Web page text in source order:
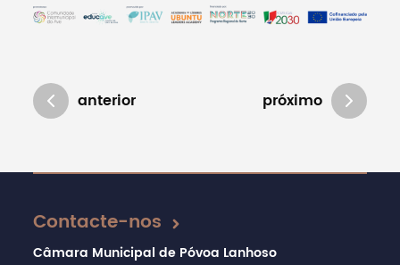
anterior próximo
Atualizado em 02/06/2026
Contacte-nos
Câmara Municipal de Póvoa Lanhoso